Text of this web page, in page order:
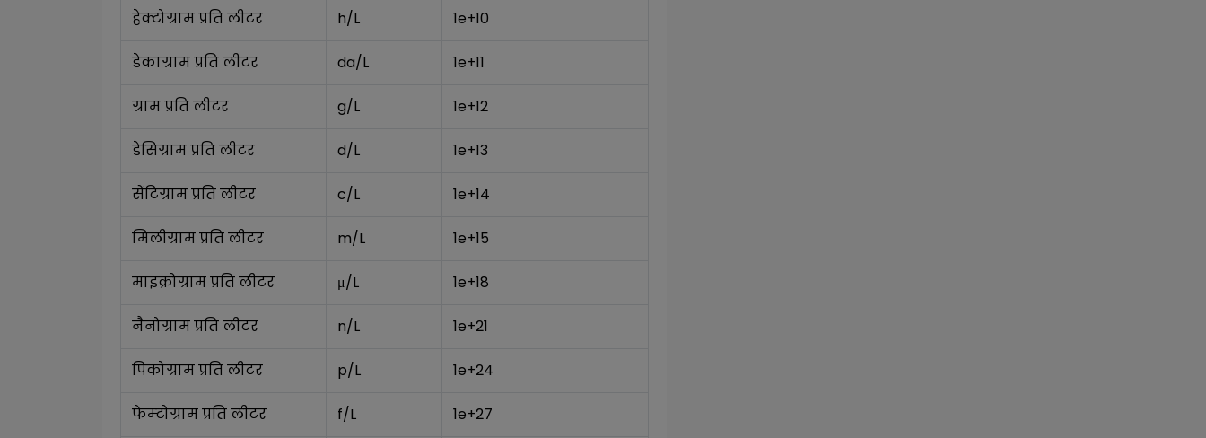
हेक्टोग्राम प्रति लीटर h/L 1e+10
डेकाग्राम प्रति लीटर da/L 1e+11
ग्राम प्रति लीटर g/L 1e+12
डेसिग्राम प्रति लीटर d/L 1e+13
सेंटिग्राम प्रति लीटर c/L 1e+14
मिलीग्राम प्रति लीटर m/L 1e+15
माइक्रोग्राम प्रति लीटर μ/L 1e+18
नैनोग्राम प्रति लीटर n/L 1e+21
पिकोग्राम प्रति लीटर p/L 1e+24
फेम्टोग्राम प्रति लीटर f/L 1e+27